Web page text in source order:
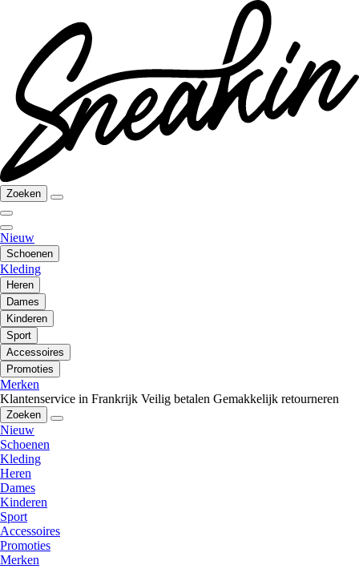
Zoeken
Nieuw
Schoenen
Kleding
Heren
Dames
Kinderen
Sport
Accessoires
Promoties
Merken
Klantenservice in Frankrijk Veilig betalen Gemakkelijk retourneren
Zoeken
Nieuw
Schoenen
Kleding
Heren
Dames
Kinderen
Sport
Accessoires
Promoties
Merken